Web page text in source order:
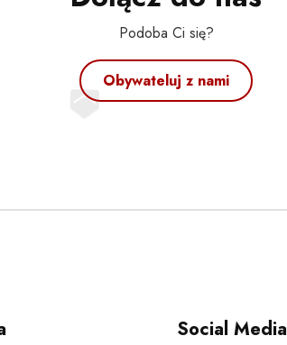
Podoba Ci się?
Obywateluj z nami
Social Media